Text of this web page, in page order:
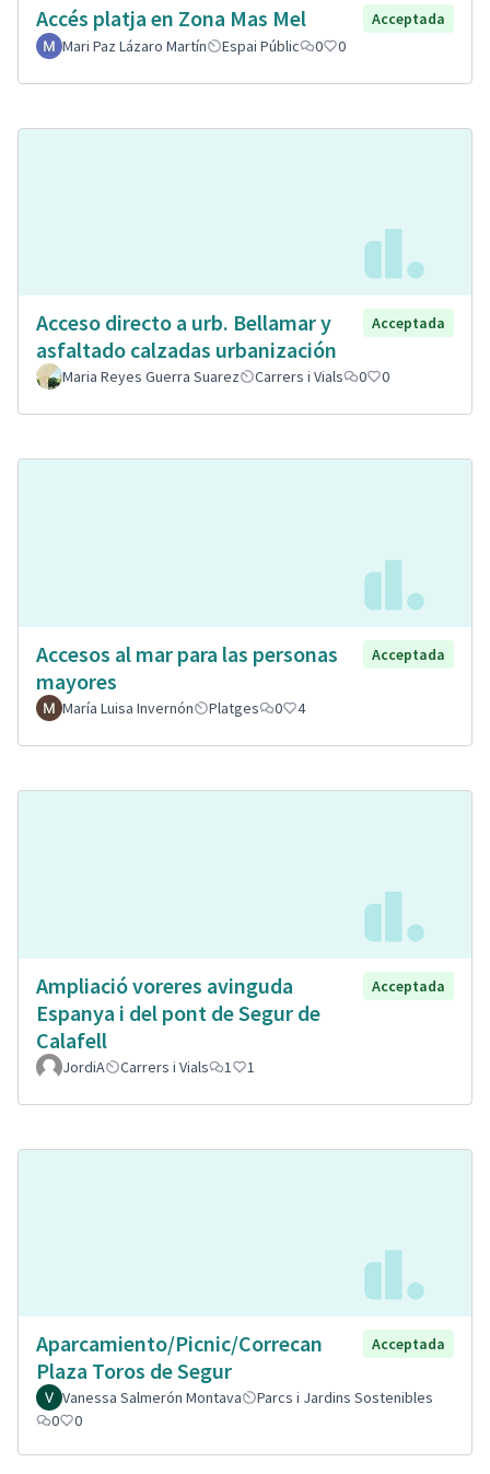
Accés platja en Zona Mas Mel
Acceptada
Mari Paz Lázaro Martín
Espai Públic 0 0
Acceso directo a urb. Bellamar y
asfaltado calzadas urbanización
Acceptada
Maria Reyes Guerra Suarez Carrers i Vials 0 0
Accesos al mar para las personas
mayores
Acceptada
María Luisa Invernón Platges 0 4
Ampliació voreres avinguda
Espanya i del pont de Segur de
Calafell
Acceptada
JordiA Carrers i Vials 1 1
Aparcamiento/Picnic/Correcan
Plaza Toros de Segur
Acceptada
Vanessa Salmerón Montava
Parcs i Jardins Sostenibles
0
0